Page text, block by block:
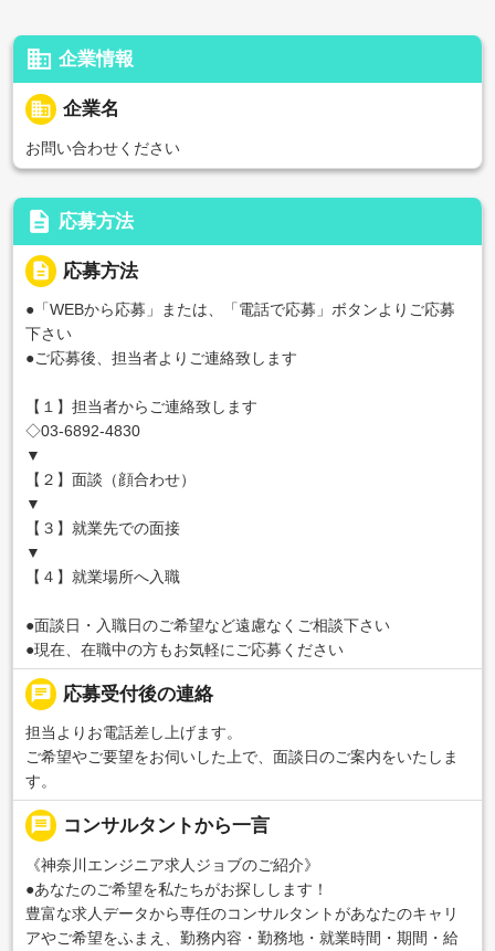
business 企業情報
business 企業名
お問い合わせください
description 応募方法
description 応募方法
●「WEBから応募」または、「電話で応募」ボタンよりご応募
下さい
●ご応募後、担当者よりご連絡致します
【１】担当者からご連絡致します
◇03-6892-4830
▼
【２】面談（顔合わせ）
▼
【３】就業先での面接
▼
【４】就業場所へ入職
●面談日・入職日のご希望など遠慮なくご相談下さい
●現在、在職中の方もお気軽にご応募ください
chat 応募受付後の連絡
担当よりお電話差し上げます。
ご希望やご要望をお伺いした上で、面談日のご案内をいたしま
す。
message コンサルタントから一言
《神奈川エンジニア求人ジョブのご紹介》
●あなたのご希望を私たちがお探しします！
豊富な求人データから専任のコンサルタントがあなたのキャリ
アやご希望をふまえ、勤務内容・勤務地・就業時間・期間・給